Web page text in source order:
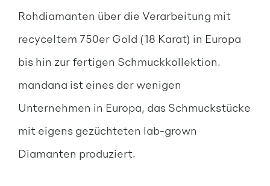
Rohdiamanten über die Verarbeitung mit
recyceltem 750er Gold (18 Karat) in Europa
bis hin zur fertigen Schmuckkollektion.
mandana ist eines der wenigen
Unternehmen in Europa, das Schmuckstücke
mit eigens gezüchteten lab-grown
Diamanten produziert.